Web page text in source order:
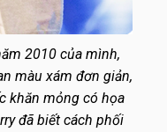
2010 của mình,
màu xám đơn giản,
khăn mỏng có họa
đã biết cách phối